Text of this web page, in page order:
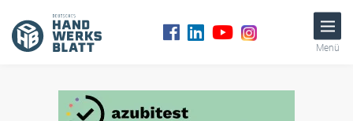
Menü